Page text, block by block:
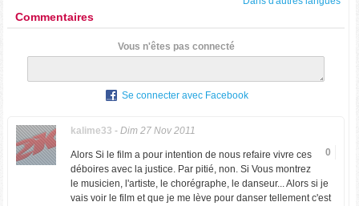
Commentaires
Vous n'êtes pas connecté
Se connecter avec Facebook
kalime33 - Dim 27 Nov 2011
0
Alors Si le film a pour intention de nous refaire vivre ces
déboires avec la justice. Par pitié, non. Si Vous montrez
le musicien, l'artiste, le chorégraphe, le danseur... Alors si je
vais voir le film et que je me lève pour danser tellement c'est